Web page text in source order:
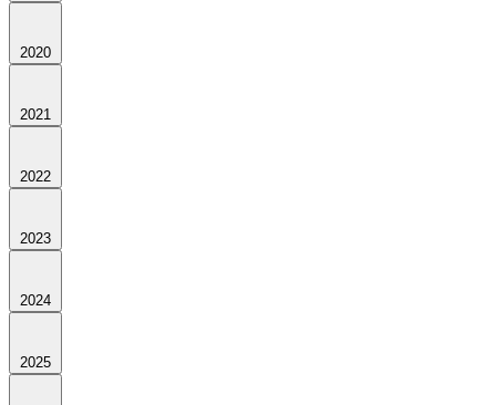
2020
2021
2022
2023
2024
2025